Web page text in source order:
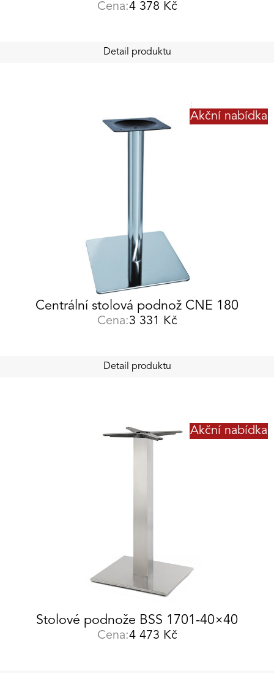
Cena:4 378 Kč
Detail produktu
Akční nabídka
Centrální stolová podnož CNE 180
Cena:3 331 Kč
Detail produktu
Akční nabídka
Stolové podnože BSS 1701-40×40
Cena:4 473 Kč